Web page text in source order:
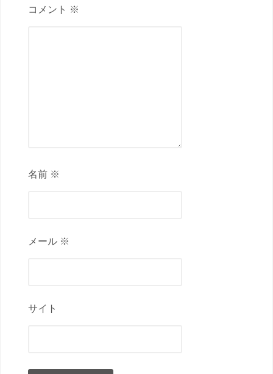
コメント ※
名前 ※
メール ※
サイト